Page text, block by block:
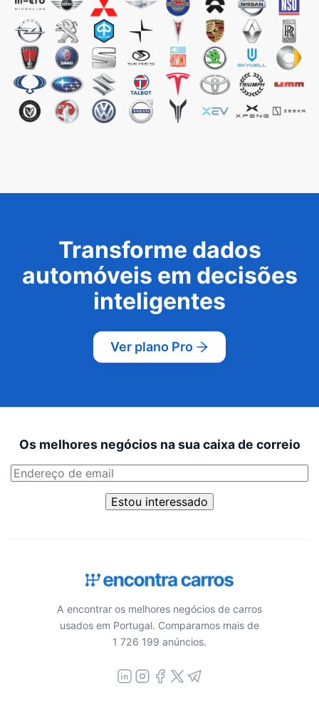
Transforme dados
automóveis em decisões
inteligentes
Ver plano Pro
Os melhores negócios na sua caixa de correio
Estou interessado
A encontrar os melhores negócios de carros
usados em Portugal. Comparamos mais de
1 726 199 anúncios.